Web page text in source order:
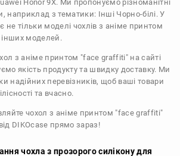
Honor 9X. Ми пропонуємо різноманітні
наприклад з тематики: Інші Чорно-білі. У
не тільки моделі чохлів з аніме принтом
інших моделей.
з аніме принтом "face graffiti" на сайті
якість продукту та швидку доставку. Ми
надійних перевізників, щоб ваші товари
та вчасно.
чохол з аніме принтом "face graffiti"
DIKOcase прямо зараз!
чохла з прозорого силікону для